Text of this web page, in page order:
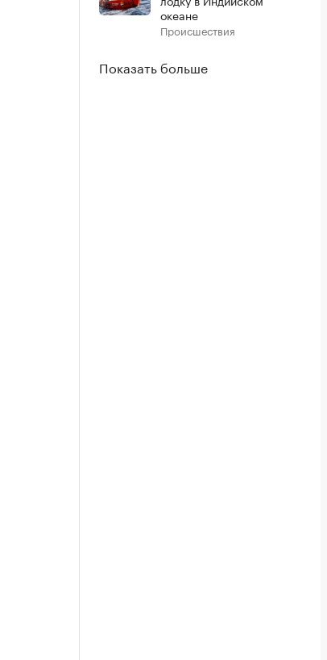
океане
Происшествия
Показать больше